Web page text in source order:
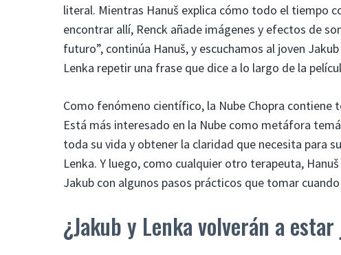
literal. Mientras Hanuš explica cómo todo el tiempo
encontrar allí, Renck añade imágenes y efectos de
futuro”, continúa Hanuš, y escuchamos al joven
Lenka repetir una frase que dice a lo largo de la
Como fenómeno científico, la Nube Chopra contiene
Está más interesado en la Nube como metáfora
toda su vida y obtener la claridad que necesita para
Lenka. Y luego, como cualquier otro terapeuta,
Jakub con algunos pasos prácticos que tomar
¿Jakub y Lenka volverán a